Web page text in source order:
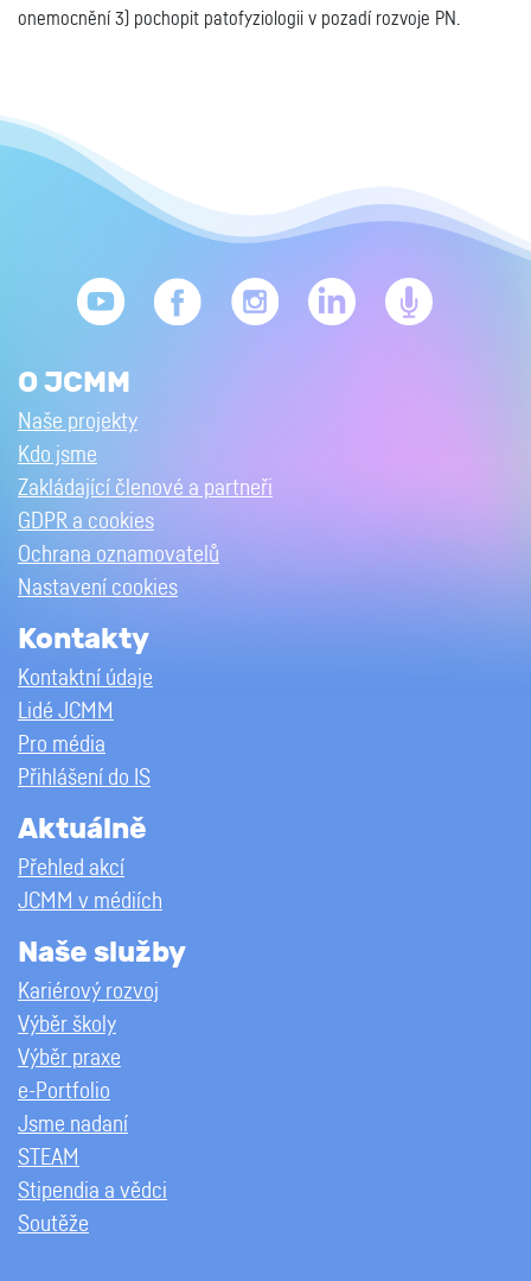
onemocnění 3) pochopit patofyziologii v pozadí rozvoje PN.
O JCMM
Naše projekty
Kdo jsme
Zakládající členové a partneři
GDPR a cookies
Ochrana oznamovatelů
Nastavení cookies
Kontakty
Kontaktní údaje
Lidé JCMM
Pro média
Přihlášení do IS
Aktuálně
Přehled akcí
JCMM v médiích
Naše služby
Kariérový rozvoj
Výběr školy
Výběr praxe
e-Portfolio
Jsme nadaní
STEAM
Stipendia a vědci
Soutěže